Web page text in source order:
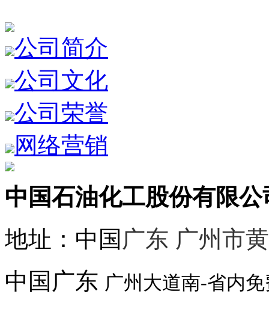
公司简介
公司文化
公司荣誉
网络营销
中国石油化工股份有限公
地址：中国 广东 广州市
中国广东 广州大道南-省内